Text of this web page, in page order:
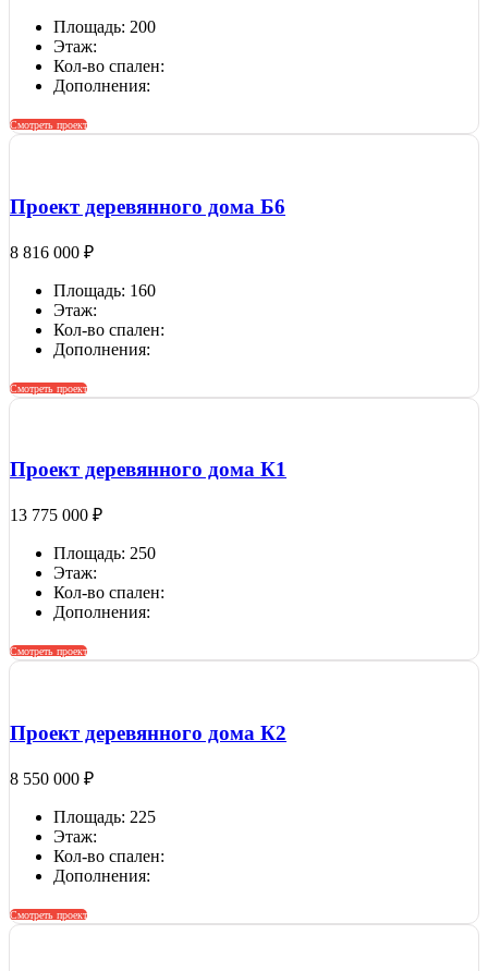
Площадь: 200
Этаж:
Кол-во спален:
Дополнения:
Смотреть проект
Проект деревянного дома Б6
8 816 000 ₽
Площадь: 160
Этаж:
Кол-во спален:
Дополнения:
Смотреть проект
Проект деревянного дома К1
13 775 000 ₽
Площадь: 250
Этаж:
Кол-во спален:
Дополнения:
Смотреть проект
Проект деревянного дома К2
8 550 000 ₽
Площадь: 225
Этаж:
Кол-во спален:
Дополнения:
Смотреть проект